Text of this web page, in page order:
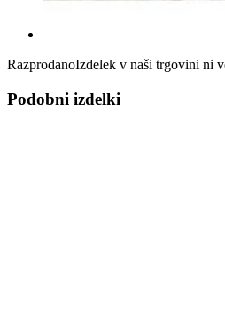
RazprodanoIzdelek v naši trgovini ni
Podobni izdelki